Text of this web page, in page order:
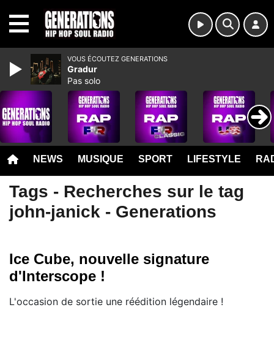
NEWS MUSIQUE SPORT LIFESTYLE
Tags - Recherches sur le tag
john-janick - Generations
Ice Cube, nouvelle signature
d'Interscope !
L'occasion de sortie une réédition légendaire !
VOUS ÉCOUTEZ GENERATIONS
Gradur
Pas solo